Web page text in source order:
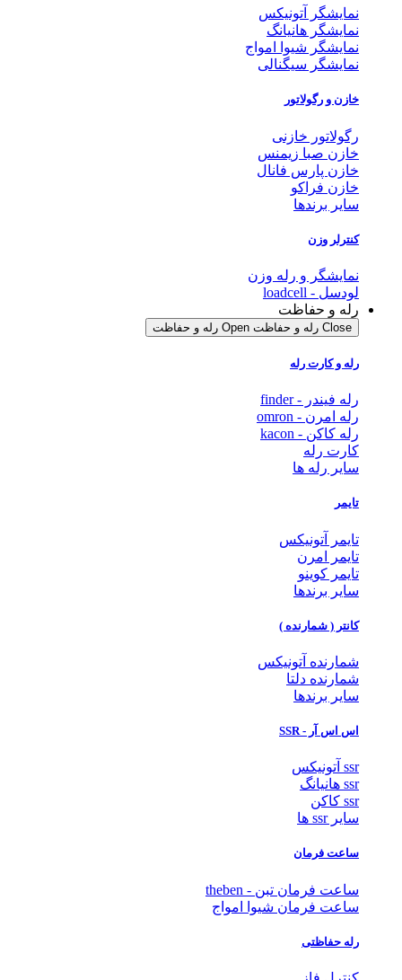
نمایشگر آتونیکس
نمایشگر هانیانگ
نمایشگر شیوا امواج
نمایشگر سیگنالی
خازن و رگولاتور
رگولاتور خازنی
خازن صبا زیمنس
خازن پارس فانال
خازن فراکو
سایر برندها
کنترلر وزن
نمایشگر و رله وزن
لودسل - loadcell
رله و حفاظت
Close رله و حفاظت Open رله و حفاظت
رله و کارت رله
رله فیندر - finder
رله امرن - omron
رله کاکن - kacon
کارت رله
سایر رله ها
تایمر
تایمر آتونیکس
تایمر امرن
تایمر کوینو
سایر برندها
کانتر ( شمارنده )
شمارنده آتونیکس
شمارنده دلتا
سایر برندها
اس اس آر - SSR
ssr آتونیکس
ssr هانیانگ
ssr کاکن
سایر ssr ها
ساعت فرمان
ساعت فرمان تبن - theben
ساعت فرمان شیوا امواج
رله حفاظتی